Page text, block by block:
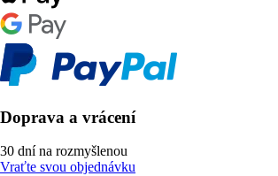
Doprava a vrácení
30 dní na rozmyšlenou
Vraťte svou objednávku